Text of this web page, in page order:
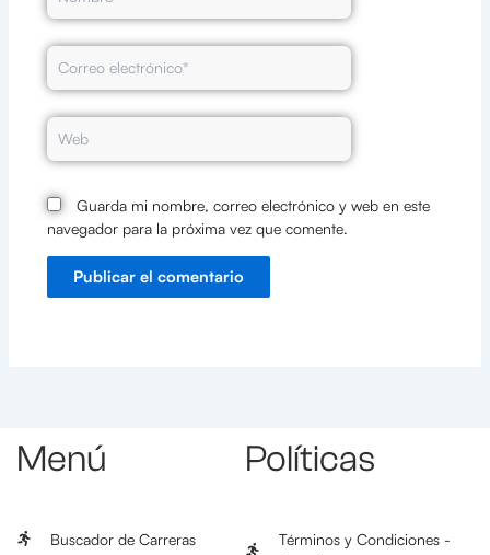
Correo
electrónico*
Web
Guarda mi nombre, correo electrónico y web en este
navegador para la próxima vez que comente.
Menú
Buscador de Carreras
Políticas
Términos y Condiciones -